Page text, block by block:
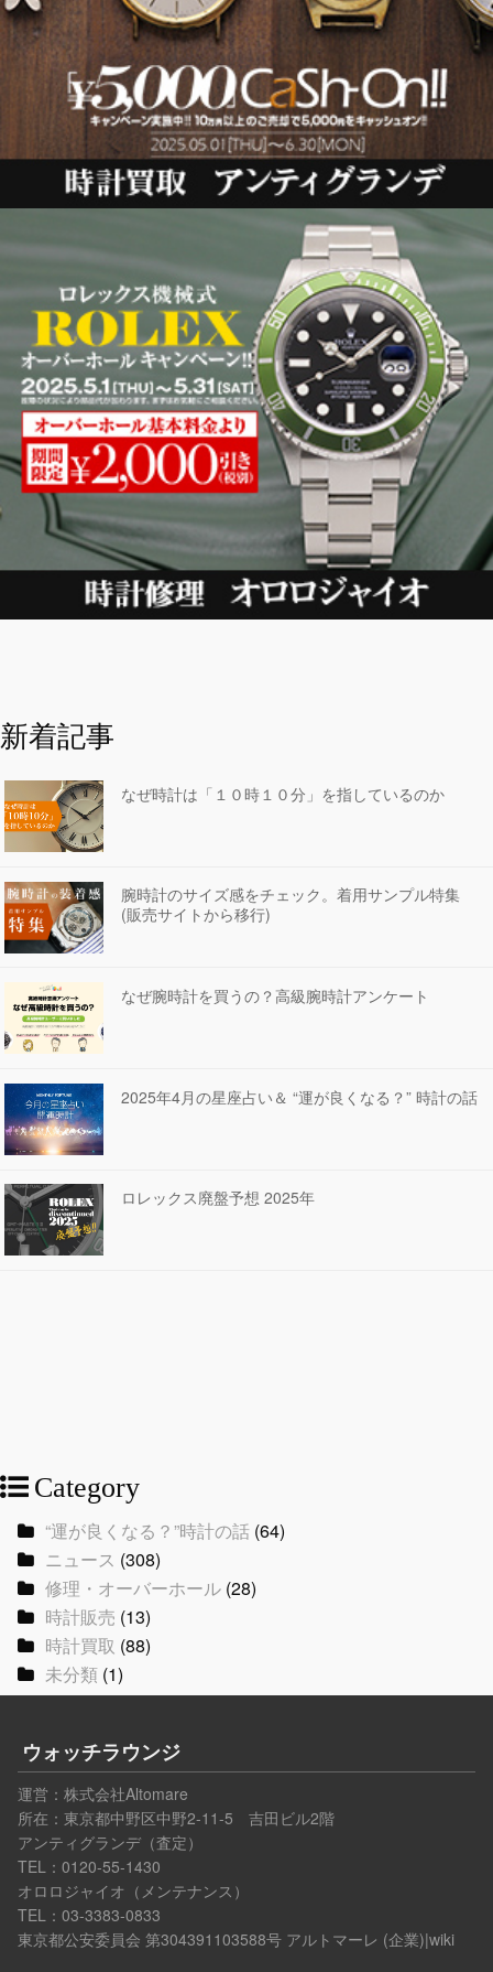
新着記事
なぜ時計は「１０時１０分」を指しているのか
腕時計のサイズ感をチェック。着用サンプル特集
(販売サイトから移行)
なぜ腕時計を買うの？高級腕時計アンケート
2025年4月の星座占い＆ “運が良くなる？” 時計の話
ロレックス廃盤予想 2025年
Category
“運が良くなる？”時計の話(64)
ニュース (308)
修理・オーバーホール(28)
時計販売 (13)
時計買取 (88)
未分類(1)
ウォッチラウンジ
運営： 株式会社Altomare
所在：東京都中野区中野2-11-5 吉田ビル2階
アンティグランデ（査定）
TEL：0120-55-1430
オロロジャイオ（メンテナンス）
TEL：03-3383-0833
東京都公安委員会 第304391103588号 アルトマーレ (企業)|wiki